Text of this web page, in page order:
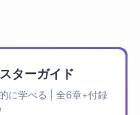
ターガイド
に学べる | 全6章+付録